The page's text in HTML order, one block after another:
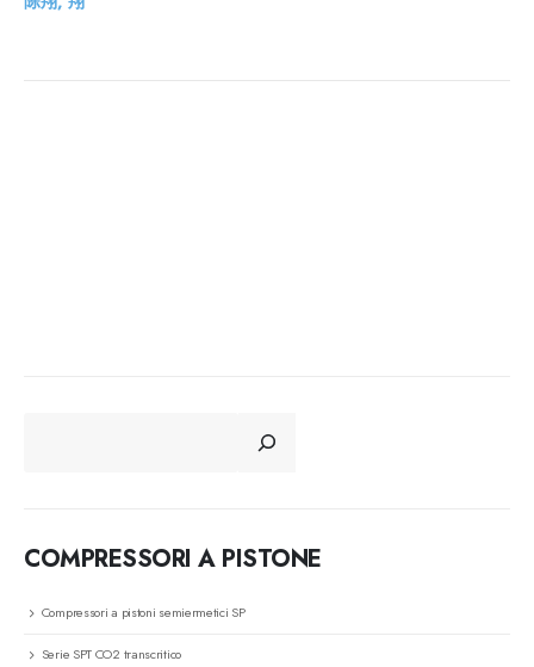
COMPRESSORI A PISTONE
Compressori a pistoni semiermetici SP
Serie SPT CO2 transcritico